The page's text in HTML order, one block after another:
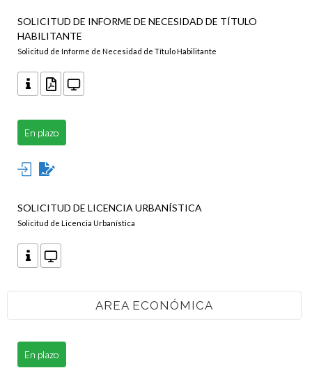
SOLICITUD DE INFORME DE NECESIDAD DE TÍTULO
HABILITANTE
Solicitud de Informe de Necesidad de Título Habilitante
En plazo
SOLICITUD DE LICENCIA URBANÍSTICA
Solicitud de Licencia Urbanística
AREA ECONÓMICA
En plazo